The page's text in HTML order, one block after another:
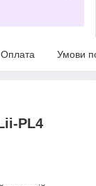
Оплата Умови
PL4